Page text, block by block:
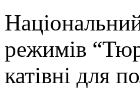
режимів
катівні для